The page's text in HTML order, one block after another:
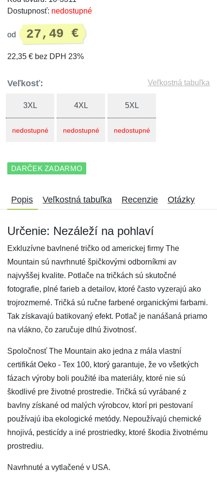
Dostupnosť: nedostupné
od 27,49 €
22,35 € bez DPH 23%
Veľkosť: Veľkostná tabuľka
3XL
nedostupné
4XL
nedostupné
5XL
nedostupné
DARČEK ZADARMO
Popis Veľkostná tabuľka Recenzie Otázky
Určenie: Nezáleží na pohlaví
Exkluzívne bavlnené tričko od americkej firmy The
Mountain sú navrhnuté špičkovými odborníkmi av
najvyššej kvalite. Potlače na tričkách sú skutočné
fotografie, plné farieb a detailov, ktoré často vyzerajú ako
trojrozmerné. Tričká sú ručne farbené organickými farbami.
Tak získavajú batikovaný efekt. Potlač je nanášaná priamo
na vlákno, čo zaručuje dlhú životnosť.
Spoločnosť The Mountain ako jedna z mála vlastní
certifikát Oeko - Tex 100, ktorý garantuje, že vo všetkých
fázach výroby boli použité iba materiály, ktoré nie sú
škodlivé pre životné prostredie. Tričká sú vyrábané z
bavlny získané od malých výrobcov, ktorí pri pestovaní
používajú iba ekologické metódy. Nepoužívajú chemické
hnojivá, pesticídy a iné prostriedky, ktoré škodia životnému
prostrediu.
Navrhnuté a vytlačené v USA.